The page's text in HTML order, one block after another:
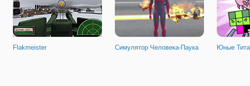
Flakmeister Симулятор Человека-Паука Юные